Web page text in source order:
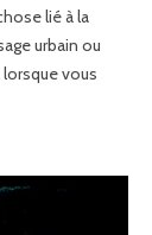
lié à la
urbain ou
lorsque vous